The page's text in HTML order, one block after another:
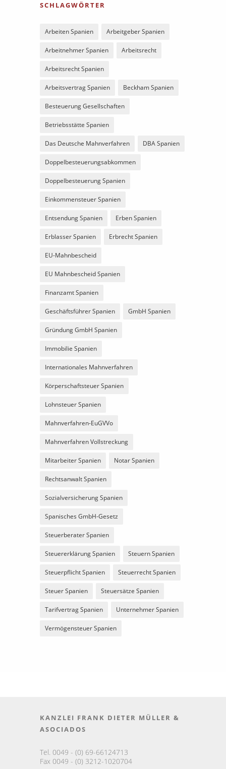
SCHLAGWÖRTER
Arbeiten Spanien Arbeitgeber Spanien
Arbeitnehmer Spanien Arbeitsrecht
Arbeitsrecht Spanien
Arbeitsvertrag Spanien Beckham Spanien
Besteuerung Gesellschaften
Betriebsstätte Spanien
Das Deutsche Mahnverfahren DBA Spanien
Doppelbesteuerungsabkommen
Doppelbesteuerung Spanien
Einkommensteuer Spanien
Entsendung Spanien Erben Spanien
Erblasser Spanien Erbrecht Spanien
EU-Mahnbescheid
EU Mahnbescheid Spanien
Finanzamt Spanien
Geschäftsführer Spanien GmbH Spanien
Gründung GmbH Spanien
Immobilie Spanien
Internationales Mahnverfahren
Körperschaftsteuer Spanien
Lohnsteuer Spanien
Mahnverfahren-EuGVVo
Mahnverfahren Vollstreckung
Mitarbeiter Spanien Notar Spanien
Rechtsanwalt Spanien
Sozialversicherung Spanien
Spanisches GmbH-Gesetz
Steuerberater Spanien
Steuererklärung Spanien Steuern Spanien
Steuerpflicht Spanien Steuerrecht Spanien
Steuer Spanien Steuersätze Spanien
Tarifvertrag Spanien Unternehmer Spanien
Vermögensteuer Spanien
KANZLEI FRANK DIETER MÜLLER &
ASOCIADOS
Tel. 0049 - (0) 69-66124713
Fax 0049 - (0) 3212-1020704